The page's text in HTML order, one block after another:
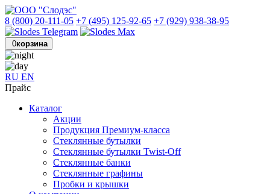
8 (800) 20-111-05 +7 (495) 125-92-65 +7 (929) 938-38-95
0корзина
RU EN
Прайс
Каталог
Акции
Продукция Премиум-класса
Стеклянные бутылки
Стеклянные бутылки Twist-Off
Стеклянные банки
Стеклянные графины
Пробки и крышки